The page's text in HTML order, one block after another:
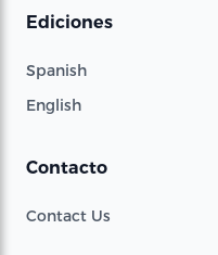
Ediciones
Spanish
English
Contacto
Contact Us